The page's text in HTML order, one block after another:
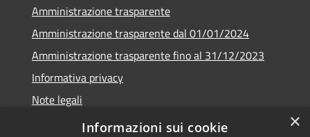
Amministrazione trasparente
Amministrazione trasparente dal 01/01/2024
Amministrazione trasparente fino al 31/12/2023
Informativa privacy
Note legali
Dichiarazione di accessibilità
×
Informazioni sui cookie